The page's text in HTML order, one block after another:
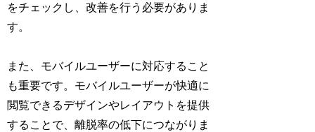
をチェックし、改善を行う必要がありま
す。
また、モバイルユーザーに対応すること
も重要です。モバイルユーザーが快適に
閲覧できるデザインやレイアウトを提供
することで、離脱率の低下につながりま